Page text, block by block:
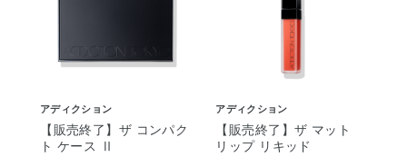
アディクション
【販売終了】ザ コンパク
ト ケース Ⅱ
アディクション
【販売終了】ザ マット
リップ リキッド